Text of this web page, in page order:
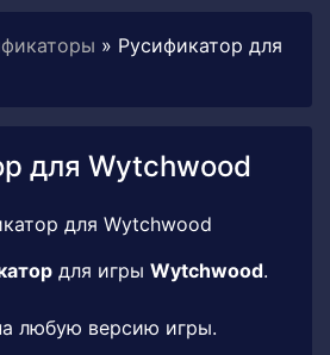
» Русификатор для
для Wytchwood
для игры Wytchwood.
любую версию игры.